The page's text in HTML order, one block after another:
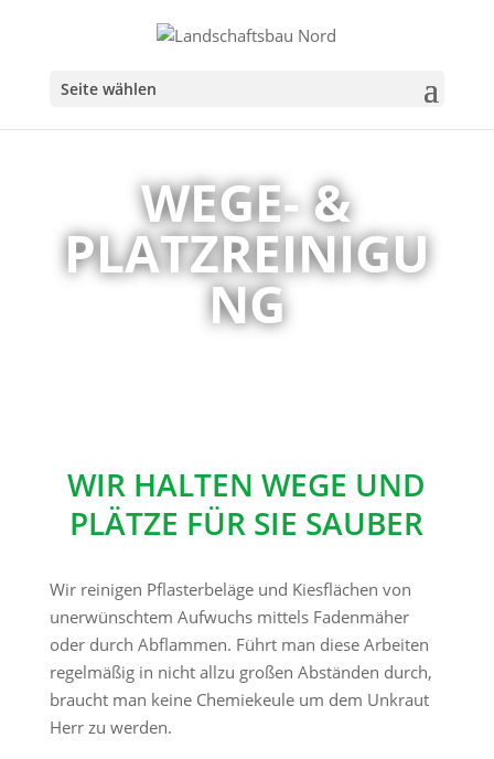
Seite wählen
WEGE- &
PLATZREINIGU
NG
WIR HALTEN WEGE UND
PLÄTZE FÜR SIE SAUBER
Wir reinigen Pflasterbeläge und Kiesflächen von
unerwünschtem Aufwuchs mittels Fadenmäher
oder durch Abflammen. Führt man diese Arbeiten
regelmäßig in nicht allzu großen Abständen durch,
braucht man keine Chemiekeule um dem Unkraut
Herr zu werden.